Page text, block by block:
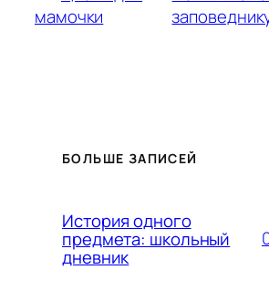
мамочки
БОЛЬШЕ ЗАПИСЕЙ
История одного
предмета: школьный
дневник